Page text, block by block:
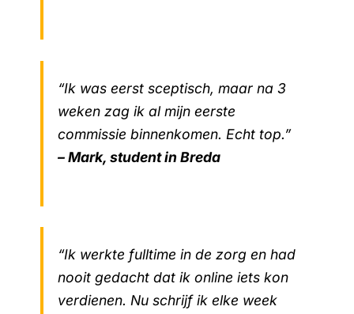
“Ik was eerst sceptisch, maar na 3
weken zag ik al mijn eerste
commissie binnenkomen. Echt top.”
– Mark, student in Breda
“Ik werkte fulltime in de zorg en had
nooit gedacht dat ik online iets kon
verdienen. Nu schrijf ik elke week